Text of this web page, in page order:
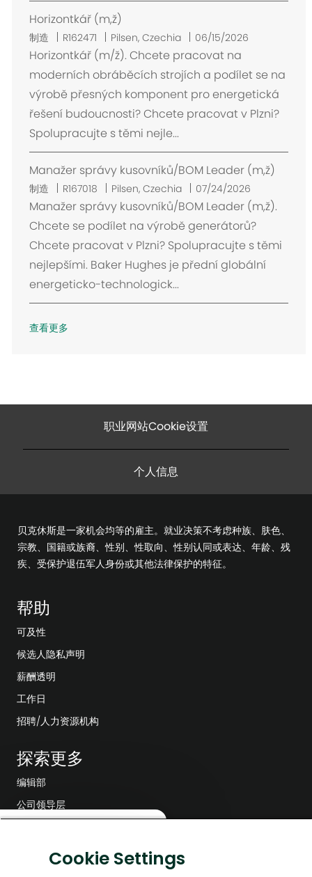
Horizontkář (m,ž)
制造 R162471
位
置
Pilsen, Czechia 06/15/2026
Horizontkář (m/ž). Chcete pracovat na
moderních obráběcích strojích a podílet se na
výrobě přesných komponent pro energetická
řešení budoucnosti? Chcete pracovat v Plzni?
Spolupracujte s těmi nejle...
Manažer správy kusovníků/BOM Leader (m,ž)
制造 R167018
位
置
Pilsen, Czechia 07/24/2026
Manažer správy kusovníků/BOM Leader (m,ž).
Chcete se podílet na výrobě generátorů?
Chcete pracovat v Plzni? Spolupracujte s těmi
nejlepšími. Baker Hughes je přední globální
energeticko-technologick...
查看更多
职业网站Cookie设置
个人信息
贝克休斯是一家机会均等的雇主。就业决策不考虑种族、肤色、
宗教、国籍或族裔、性别、性取向、性别认同或表达、年龄、残
疾、受保护退伍军人身份或其他法律保护的特征。
帮助
可及性
候选人隐私声明
薪酬透明
工作日
招聘/人力资源机构
探索更多
编辑部
公司领导层
低碳解决方案
聊
天
查找类似工作
Cookie Settings